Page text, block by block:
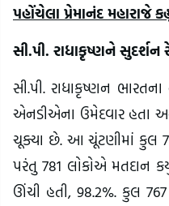
પહોંચેલા પ્રેમાનંદ મહારાજે
સી.પી. રાધાકૃષ્ણને સુદર્શન
સી.પી. રાધાકૃષ્ણન
એનડીએના ઉમેદવાર હતા
ચૂક્યા છે. આ ચૂંટણીમાં કુલ
પરંતુ 781 લોકોએ મતદાન
ઊંચી હતી, 98.2%. કુલ